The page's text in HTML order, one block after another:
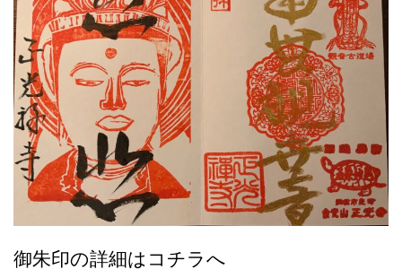
御朱印の詳細はコチラへ